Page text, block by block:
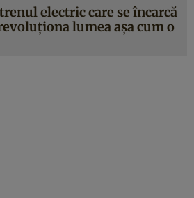
electric care se încarcă
lumea așa cum o